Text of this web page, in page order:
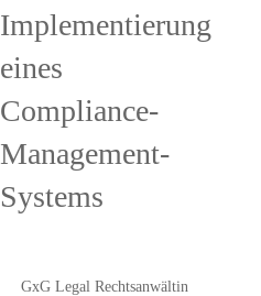
Implementierung
eines
Compliance-
Management-
Systems
GxG Legal Rechtsanwältin